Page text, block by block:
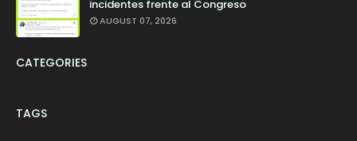
incidentes frente al Congreso
AUGUST 07, 2026
CATEGORIES
TAGS